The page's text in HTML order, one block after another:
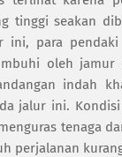
tinggi seakan
ini, para
oleh jamur
indah
jalur ini.
tenaga
perjalanan